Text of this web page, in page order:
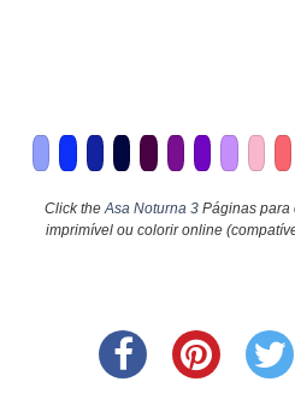
Click theAsa Noturna 3 Páginas para
imprimível ou colorir online